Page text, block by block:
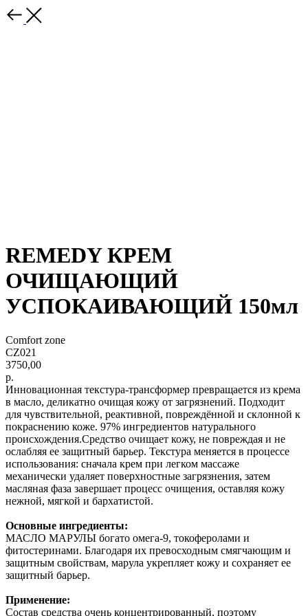
REMEDY КРЕМ
ОЧИЩАЮЩИЙ
УСПОКАИВАЮЩИЙ 150мл
Comfort zone
CZ021
3750,00
р.
Инновационная текстура-трансформер превращается из крема
в масло, деликатно очищая кожу от загрязнений. Подходит
для чувствительной, реактивной, повреждённой и склонной к
покраснению коже. 97% ингредиентов натурального
происхождения.Средство очищает кожу, не повреждая и не
ослабляя ее защитный барьер. Текстура меняется в процессе
использования: сначала крем при легком массаже
механически удаляет поверхностные загрязнения, затем
масляная фаза завершает процесс очищения, оставляя кожу
нежной, мягкой и бархатистой.
Основные ингредиенты:
МАСЛО МАРУЛЫ богато омега-9, токоферолами и
фитостеринами. Благодаря их превосходным смягчающим и
защитным свойствам, марула укрепляет кожу и сохраняет ее
защитный барьер.
Применение:
Состав средства очень концентрированный, поэтому